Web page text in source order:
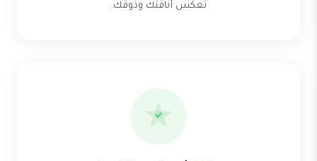
تعكس أناقتك وذوقك.